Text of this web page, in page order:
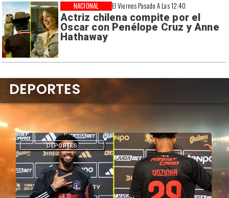
El Viernes Pasado A Las 12:40
Actriz chilena compite por el
Oscar con Penélope Cruz y Anne
Hathaway
NACIONAL
DEPORTES
DEPORTES